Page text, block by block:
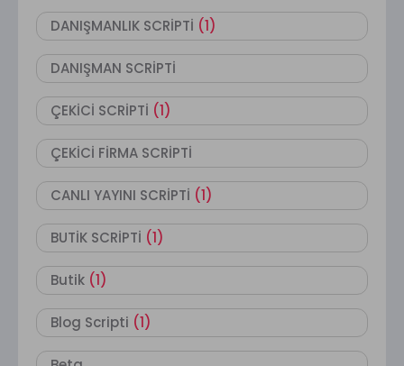
DANIŞMANLIK SCRİPTİ (1)
DANIŞMAN SCRİPTİ
ÇEKİCİ SCRİPTİ (1)
ÇEKİCİ FİRMA SCRİPTİ
CANLI YAYINI SCRİPTİ (1)
BUTİK SCRİPTİ (1)
Butik (1)
Blog Scripti (1)